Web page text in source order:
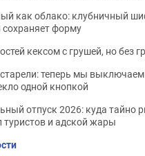
как облако: клубничный
форму
кексом с грушей, но без
теперь мы
одной кнопкой
отпуск 2026: куда тайно
туристов и адской жары